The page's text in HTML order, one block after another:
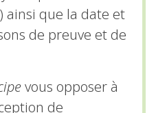
ainsi que la date et
de preuve et de
vous opposer à
de